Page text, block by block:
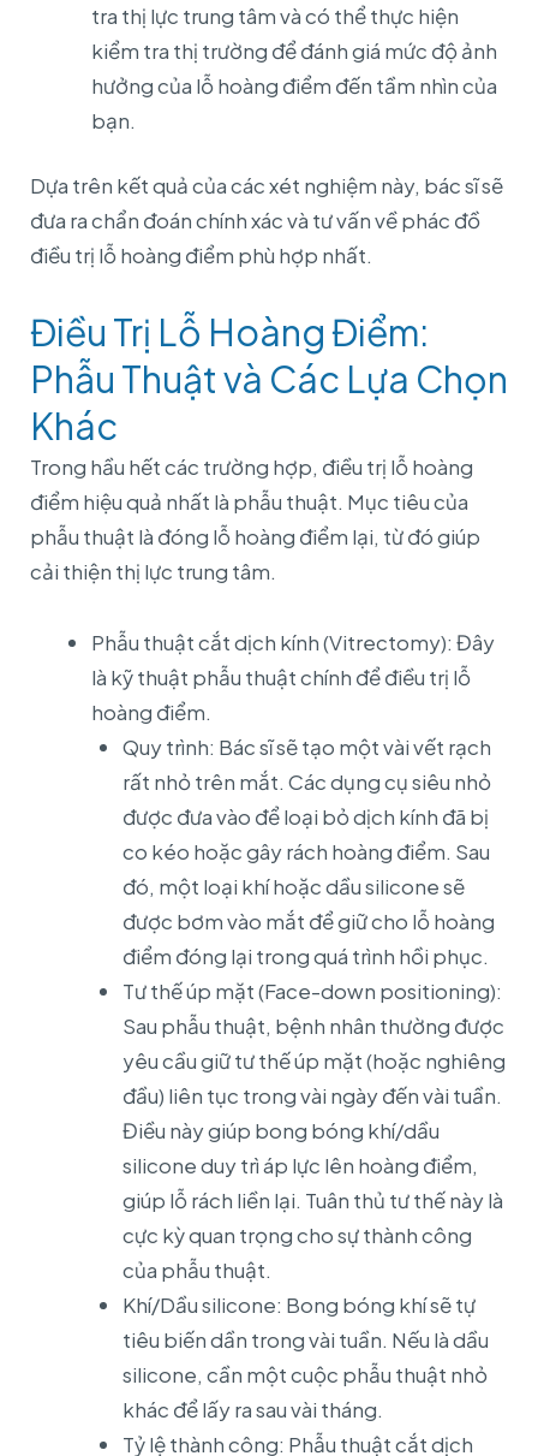
tra thị lực trung tâm và có thể thực hiện
kiểm tra thị trường để đánh giá mức độ ảnh
hưởng của lỗ hoàng điểm đến tầm nhìn của
bạn.
Dựa trên kết quả của các xét nghiệm này, bác sĩ sẽ
đưa ra chẩn đoán chính xác và tư vấn về phác đồ
điều trị lỗ hoàng điểm phù hợp nhất.
Điều Trị Lỗ Hoàng Điểm:
Phẫu Thuật và Các Lựa Chọn
Khác
Trong hầu hết các trường hợp, điều trị lỗ hoàng
điểm hiệu quả nhất là phẫu thuật. Mục tiêu của
phẫu thuật là đóng lỗ hoàng điểm lại, từ đó giúp
cải thiện thị lực trung tâm.
Phẫu thuật cắt dịch kính (Vitrectomy): Đây
là kỹ thuật phẫu thuật chính để điều trị lỗ
hoàng điểm.
Quy trình: Bác sĩ sẽ tạo một vài vết rạch
rất nhỏ trên mắt. Các dụng cụ siêu nhỏ
được đưa vào để loại bỏ dịch kính đã bị
co kéo hoặc gây rách hoàng điểm. Sau
đó, một loại khí hoặc dầu silicone sẽ
được bơm vào mắt để giữ cho lỗ hoàng
điểm đóng lại trong quá trình hồi phục.
Tư thế úp mặt (Face-down positioning):
Sau phẫu thuật, bệnh nhân thường được
yêu cầu giữ tư thế úp mặt (hoặc nghiêng
đầu) liên tục trong vài ngày đến vài tuần.
Điều này giúp bong bóng khí/dầu
silicone duy trì áp lực lên hoàng điểm,
giúp lỗ rách liền lại. Tuân thủ tư thế này là
cực kỳ quan trọng cho sự thành công
của phẫu thuật.
Khí/Dầu silicone: Bong bóng khí sẽ tự
tiêu biến dần trong vài tuần. Nếu là dầu
silicone, cần một cuộc phẫu thuật nhỏ
khác để lấy ra sau vài tháng.
Tỷ lệ thành công: Phẫu thuật cắt dịch